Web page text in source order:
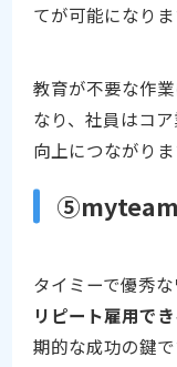
てが可能になりま
教育が不要な作
なり、社員はコ
向上につながりま
⑤myteam
タイミーで優秀な
リピート雇用で
期的な成功の鍵